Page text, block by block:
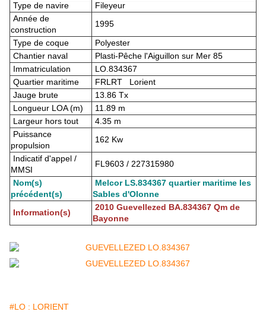
Type de navire
Fileyeur
Année de
construction
1995
Type de coque
Polyester
Chantier naval
Plasti-Pêche l'Aiguillon sur Mer 85
Immatriculation
LO.834367
Quartier maritime
FRLRT Lorient
Jauge brute
13.86 Tx
Longueur LOA (m)
11.89 m
Largeur hors tout
4.35 m
Puissance
propulsion
162 Kw
Indicatif d'appel /
MMSI
FL9603 / 227315980
Nom(s)
précédent(s)
Melcor LS.834367 quartier maritime les
Sables d'Olonne
Information(s)
2010 Guevellezed BA.834367 Qm de
Bayonne
#LO : LORIENT